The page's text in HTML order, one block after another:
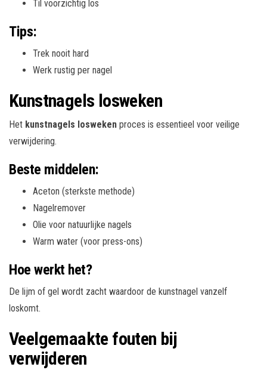
Til voorzichtig los
Tips:
Trek nooit hard
Werk rustig per nagel
Kunstnagels losweken
Het kunstnagels losweken proces is essentieel voor veilige
verwijdering.
Beste middelen:
Aceton (sterkste methode)
Nagelremover
Olie voor natuurlijke nagels
Warm water (voor press-ons)
Hoe werkt het?
De lijm of gel wordt zacht waardoor de kunstnagel vanzelf
loskomt.
Veelgemaakte fouten bij
verwijderen